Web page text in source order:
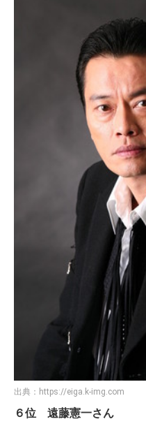
出典： https://eiga.k-img.com
６位 遠藤憲一さん